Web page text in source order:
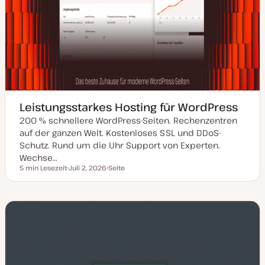
Leistungsstarkes Hosting für WordPress
200 % schnellere WordPress-Seiten. Rechenzentren
auf der ganzen Welt. Kostenloses SSL und DDoS-
Schutz. Rund um die Uhr Support von Experten.
Wechse…
Lesezeit
5 min Lesezeit
a
Juli 2, 2026
o
Seite